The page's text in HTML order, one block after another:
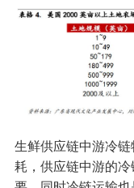
生鲜供应链中游冷
耗，供应链中游的